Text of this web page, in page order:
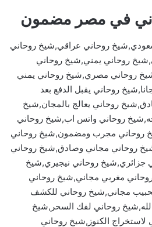
في مصر مضمون
روحاني عراقي,شيخ روحاني
روحاني يمني,شيخ روحاني
روحاني مصري,شيخ روحاني يمني
روحاني يقبل الدفع بعد
روحاني يعالج بالمجان,شيخ
روحاني واتس اب,شيخ روحاني
روحاني مجرب ومضمون,شيخ روحاني
روحاني مجاني وصادق,شيخ روحاني
جزائري,شيخ روحاني نيجيري,شيخ
مغربي مجاني,شيخ روحاني
مجاني,شيخ روحاني للكشف
روحاني لفك السحر,شيخ
الكنوز,شيخ روحاني